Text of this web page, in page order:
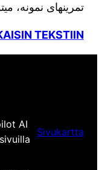
تمرینهای نمونە،
TEKSTIIN
AI
Sivukartta